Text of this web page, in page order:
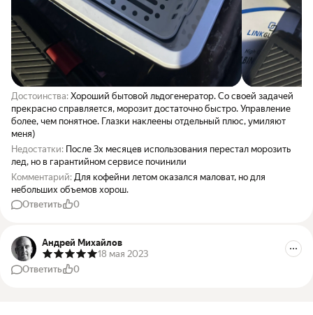
Достоинства: Хороший бытовой льдогенератор. Со своей задачей
прекрасно справляется, морозит достаточно быстро. Управление
более, чем понятное. Глазки наклеены отдельный плюс, умиляют
меня)
Недостатки: После 3х месяцев использования перестал морозить
лед, но в гарантийном сервисе починили
Комментарий: Для кофейни летом оказался маловат, но для
небольших объемов хорош.
Ответить
0
Андрей Михайлов
18 мая 2023
Ответить
0